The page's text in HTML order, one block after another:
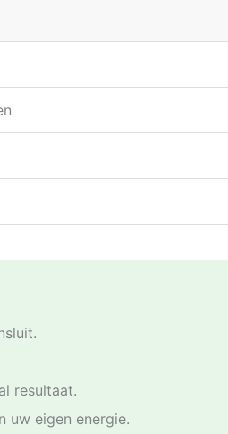
resultaat.
uw eigen energie.